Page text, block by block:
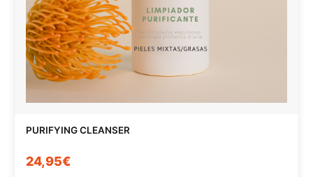
PURIFYING CLEANSER
24,95€